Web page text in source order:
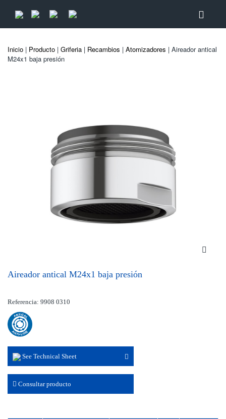
Inicio | Producto | Griferia | Recambios | Atomizadores | Aireador antical
M24x1 baja presión
Aireador antical M24x1 baja presión
Referencia: 9908 0310
See Technical Sheet
Consultar producto